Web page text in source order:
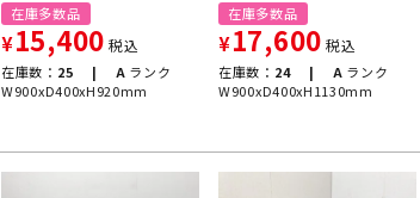
在庫多数品
¥15,400 税込
在庫数： 25 | A ランク
W900xD400xH920mm
在庫多数品
¥17,600 税込
在庫数： 24 | A ランク
W900xD400xH1130mm